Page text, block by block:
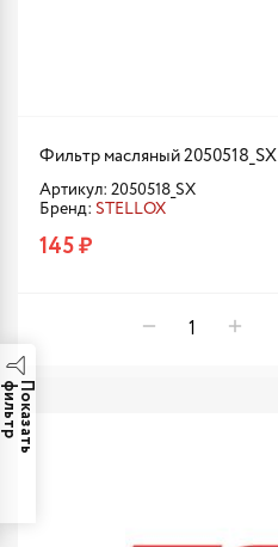
П
о
к
а
з
а
т
ь
ф
и
л
ь
т
Фильтр масляный 2050518_SX
Артикул: 2050518_SX
Бренд: STELLOX
145 ₽